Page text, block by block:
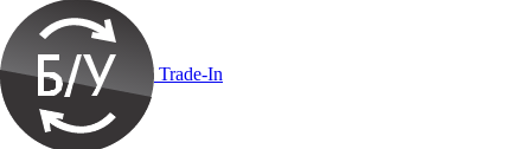
Trade-In